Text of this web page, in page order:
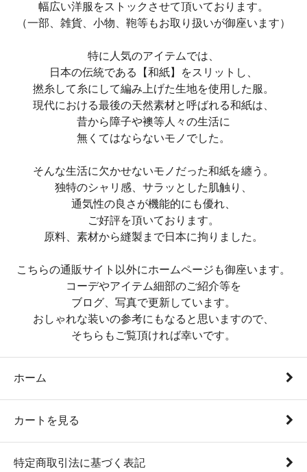
幅広い洋服をストックさせて頂いております。
（一部、雑貨、小物、鞄等もお取り扱いが御座います）
特に人気のアイテムでは、
日本の伝統である【和紙】をスリットし、
撚糸して糸にして編み上げた生地を使用した服。
現代における最後の天然素材と呼ばれる和紙は、
昔から障子や襖等人々の生活に
無くてはならないモノでした。
そんな生活に欠かせないモノだった和紙を纏う。
独特のシャリ感、サラッとした肌触り、
通気性の良さが機能的にも優れ、
ご好評を頂いております。
原料、素材から縫製まで日本に拘りました。
こちらの通販サイト以外にホームページも御座います。
コーデやアイテム細部のご紹介等を
ブログ、写真で更新しています。
おしゃれな装いの参考にもなると思いますので、
そちらもご覧頂ければ幸いです。
ホーム
カートを見る
特定商取引法に基づく表記